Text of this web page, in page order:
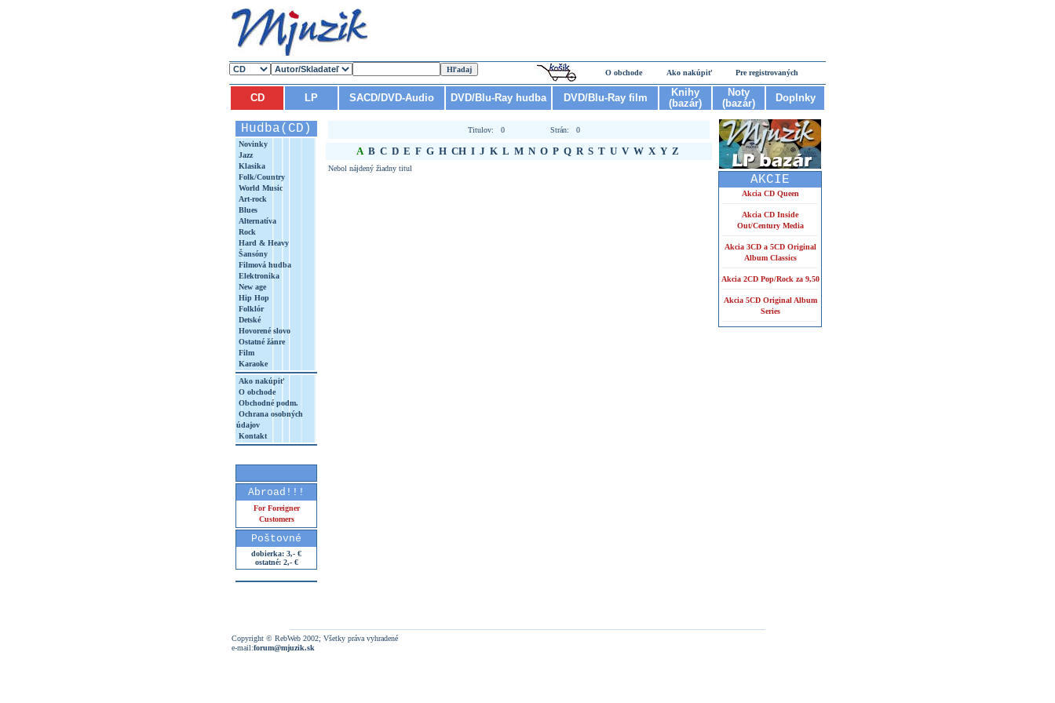
O obchode Ako nakúpiť Pre registrovaných
CD LP SACD/DVD-Audio DVD/Blu-Ray hudba DVD/Blu-Ray film
Knihy
(bazár)
Noty
(bazár)
Doplnky
Hudba(CD)
Novinky
Jazz
Klasika
Folk/Country
World Music
Art-rock
Blues
Alternatíva
Rock
Hard & Heavy
Šansóny
Filmová hudba
Elektronika
New age
Hip Hop
Folklór
Detské
Hovorené slovo
Ostatné žánre
Film
Karaoke
Ako nakúpiť
O obchode
Obchodné podm.
Ochrana osobných
údajov
Kontakt
Abroad!!!
For Foreigner
Customers
Poštovné
dobierka: 3,- €
ostatné: 2,- €
Titulov: 0 Strán: 0
A B C D E F G H CH I J K L M N O P Q R S T U V W X Y Z
Nebol nájdený žiadny titul
AKCIE
Akcia CD Queen
Akcia CD Inside
Out/Century Media
Akcia 3CD a 5CD Original
Album Classics
Akcia 2CD Pop/Rock za 9,50
Akcia 5CD Original Album
Series
Copyright © RebWeb 2002; Všetky práva vyhradené
e-mail:forum@mjuzik.sk